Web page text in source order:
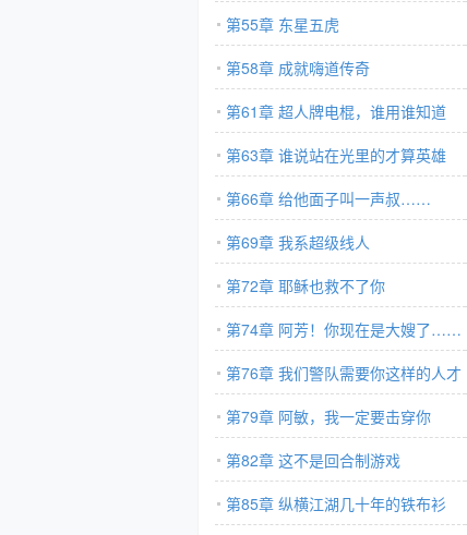
第55章 东星五虎
第58章 成就嗨道传奇
第61章 超人牌电棍，谁用谁知道
第63章 谁说站在光里的才算英雄
第66章 给他面子叫一声叔……
第69章 我系超级线人
第72章 耶稣也救不了你
第74章 阿芳！你现在是大嫂了……
第76章 我们警队需要你这样的人才
（求订阅！）
第79章 阿敏，我一定要击穿你
第82章 这不是回合制游戏
第85章 纵横江湖几十年的铁布衫